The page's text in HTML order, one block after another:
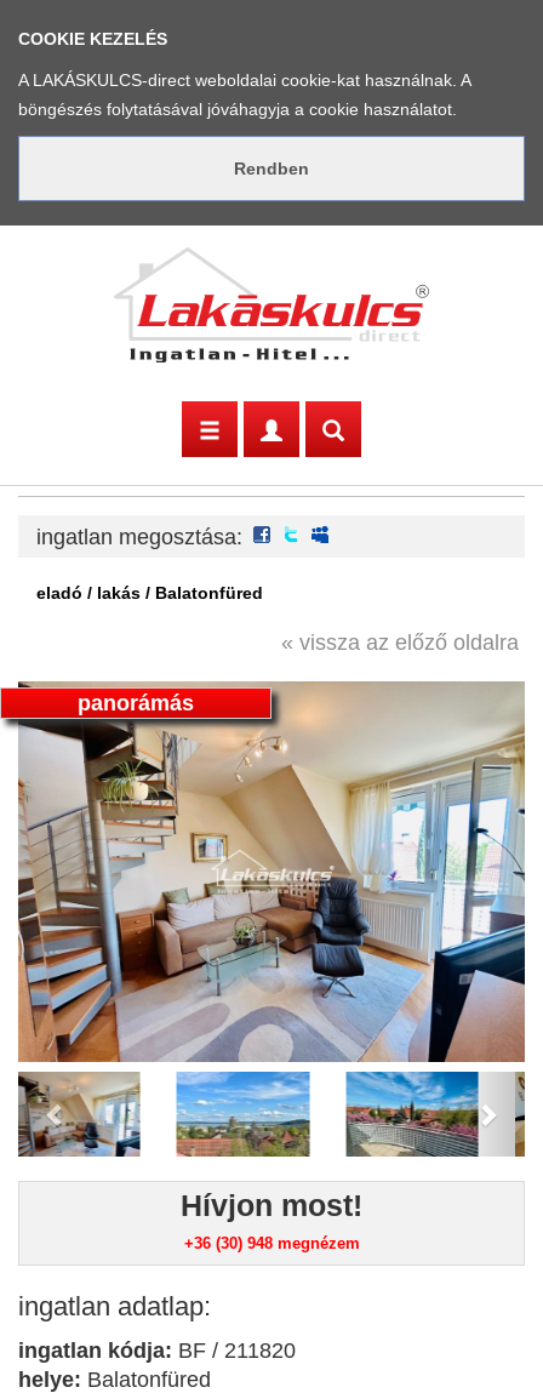
COOKIE KEZELÉS
A LAKÁSKULCS-direct weboldalai cookie-kat használnak. A
böngészés folytatásával jóváhagyja a cookie használatot.
ingatlan megosztása: facebook
twitter
eladó / lakás / Balatonfüred
« vissza az előző oldalra
panorámás
Previous Next
Hívjon most!
+36 (30) 948 megnézem
ingatlan adatlap:
ingatlan kódja: BF / 211820
helye: Balatonfüred